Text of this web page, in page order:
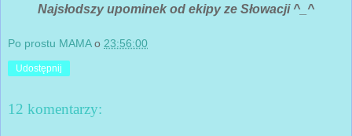
Najsłodszy upominek od ekipy ze Słowacji ^_^
Po prostu MAMA o 23:56:00
Udostępnij
12 komentarzy: